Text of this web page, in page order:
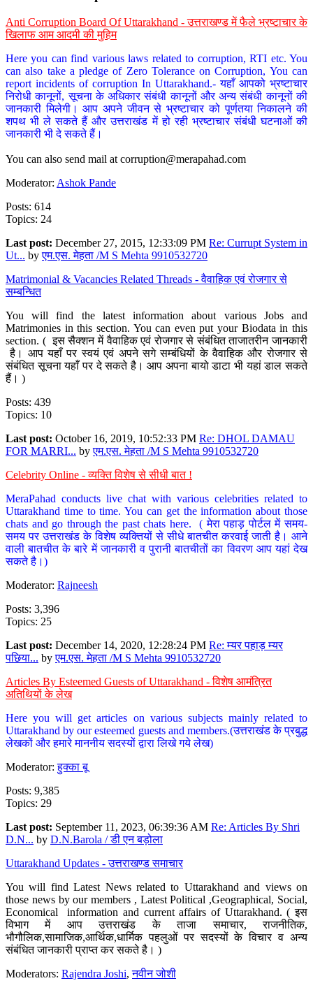
Anti Corruption Board Of Uttarakhand - उत्तराखण्ड में फैले भ्रष्टाचार के
खिलाफ आम आदमी की मुहिम
Here you can find various laws related to corruption, RTI etc. You
can also take a pledge of Zero Tolerance on Corruption, You can
report incidents of corruption In Uttarakhand.- यहाँ आपको भ्रष्टाचार
निरोधी कानूनों, सूचना के अधिकार संबंधी कानूनों और अन्य संबंधी कानूनों की
जानकारी मिलेगी। आप अपने जीवन से भ्रष्टाचार को पूर्णतया निकालने की
शपथ भी ले सकते हैं और उत्तराखंड में हो रही भ्रष्टाचार संबंधी घटनाओं की
जानकारी भी दे सकते हैं।
You can also send mail at corruption@merapahad.com
Moderator: Ashok Pande
Posts: 614
Topics: 24
Last post: December 27, 2015, 12:33:09 PM Re: Currupt System in
Ut... byएम.एस. मेहता /M S Mehta 9910532720
Matrimonial & Vacancies Related Threads - वैवाहिक एवं रोजगार से
सम्बन्धित
You will find the latest information about various Jobs and
Matrimonies in this section. You can even put your Biodata in this
section. ( इस सैक्शन में वैवाहिक एवं रोजगार से संबंधित ताजातरीन जानकारी
है। आप यहाँ पर स्वयं एवं अपने सगे सम्बंधियों के वैवाहिक और रोजगार से
संबंधित सूचना यहाँ पर दे सकते है। आप अपना बायो डाटा भी यहां डाल सकते
हैं। )
Posts: 439
Topics: 10
Last post: October 16, 2019, 10:52:33 PM Re: DHOL DAMAU
FOR MARRI... byएम.एस. मेहता /M S Mehta 9910532720
Celebrity Online - व्यक्ति विशेष से सीधी बात !
MeraPahad conducts live chat with various celebrities related to
Uttarakhand time to time. You can get the information about those
chats and go through the past chats here. ( मेरा पहाड़ पोर्टल में समय-
समय पर उत्तराखंड के विशेष व्यक्तियों से सीधे बातचीत करवाई जाती है। आने
वाली बातचीत के बारे में जानकारी व पुरानी बातचीतों का विवरण आप यहां देख
सकते है।)
Moderator: Rajneesh
Posts: 3,396
Topics: 25
Last post: December 14, 2020, 12:28:24 PM Re: म्यर पहाड़ म्यर
पछिया... byएम.एस. मेहता /M S Mehta 9910532720
Articles By Esteemed Guests of Uttarakhand - विशेष आमंत्रित
अतिथियों के लेख
Here you will get articles on various subjects mainly related to
Uttarakhand by our esteemed guests and members.(उत्तराखंड के प्रबुद्ध
लेखकों और हमारे माननीय सदस्यों द्वारा लिखे गये लेख)
Moderator:हुक्का बू
Posts: 9,385
Topics: 29
Last post: September 11, 2023, 06:39:36 AM Re: Articles By Shri
D.N... by D.N.Barola / डी एन बड़ोला
Uttarakhand Updates - उत्तराखण्ड समाचार
You will find Latest News related to Uttarakhand and views on
those news by our members , Latest Political ,Geographical, Social,
Economical information and current affairs of Uttarakhand. ( इस
विभाग में आप उत्तराखंड के ताजा समाचार, राजनीतिक,
भौगौलिक,सामाजिक,आर्थिक,धार्मिक पहलुओं पर सदस्यों के विचार व अन्य
संबंधित जानकारी प्राप्त कर सकते है। )
Moderators: Rajendra Joshi,नवीन जोशी